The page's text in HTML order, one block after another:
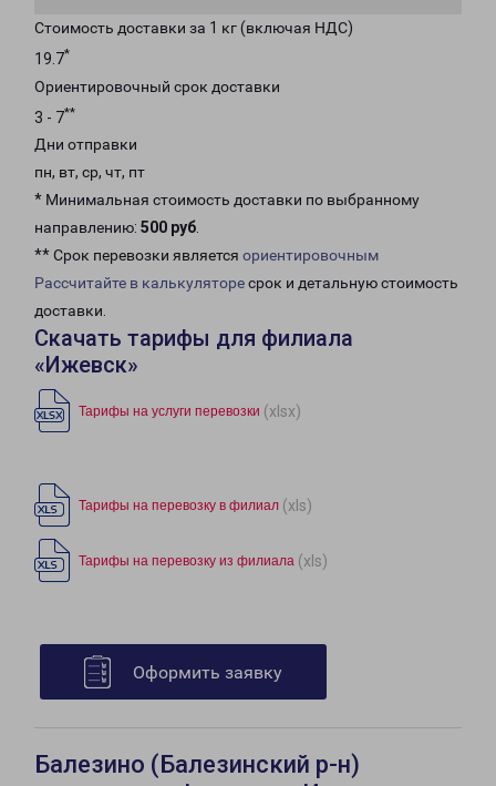
Стоимость доставки за 1 кг (включая НДС)
19.7*
Ориентировочный срок доставки
3 - 7**
Дни отправки
пн, вт, ср, чт, пт
* Минимальная стоимость доставки по выбранному
направлению: 500 руб.
** Срок перевозки является ориентировочным
Рассчитайте в калькуляторесрок и детальную стоимость
доставки.
Скачать тарифы для филиала
«Ижевск»
Тарифы на услуги перевозки (xlsx)
Тарифы на перевозку в филиал (xls)
Тарифы на перевозку из филиала (xls)
Оформить заявку
Балезино (Балезинский р-н)